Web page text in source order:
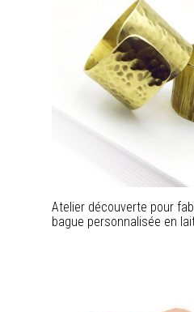
Atelier découverte pour
bague personnalisée en